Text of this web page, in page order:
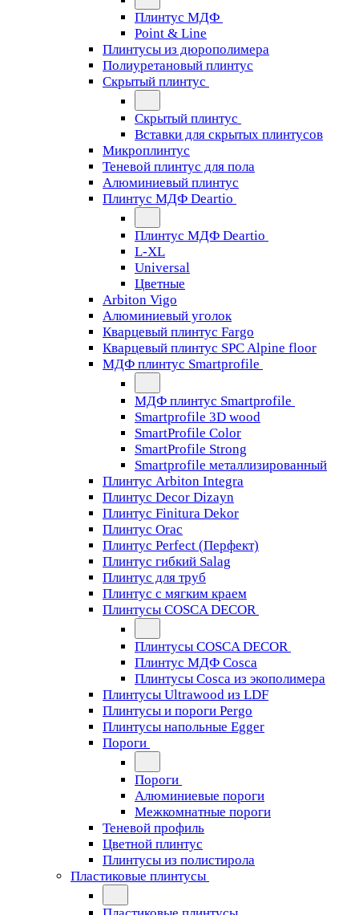
Плинтус МДФ
Point & Line
Плинтусы из дюрополимера
Полиуретановый плинтус
Скрытый плинтус
Скрытый плинтус
Вставки для скрытых плинтусов
Микроплинтус
Теневой плинтус для пола
Алюминиевый плинтус
Плинтус МДФ Deartio
Плинтус МДФ Deartio
L-XL
Universal
Цветные
Arbiton Vigo
Алюминиевый уголок
Кварцевый плинтус Fargo
Кварцевый плинтус SPC Alpine floor
МДФ плинтус Smartprofile
МДФ плинтус Smartprofile
Smartprofile 3D wood
SmartProfile Color
SmartProfile Strong
Smartprofile металлизированный
Плинтус Arbiton Integra
Плинтус Decor Dizayn
Плинтус Finitura Dekor
Плинтус Orac
Плинтус Perfect (Перфект)
Плинтус гибкий Salag
Плинтус для труб
Плинтус с мягким краем
Плинтусы COSCA DECOR
Плинтусы COSCA DECOR
Плинтус МДФ Cosca
Плинтусы Cosca из экополимера
Плинтусы Ultrawood из LDF
Плинтусы и пороги Pergo
Плинтусы напольные Egger
Пороги
Пороги
Алюминиевые пороги
Межкомнатные пороги
Теневой профиль
Цветной плинтус
Плинтусы из полистирола
Пластиковые плинтусы